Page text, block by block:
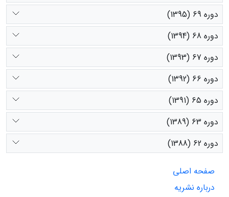
دوره 69 (1395)
دوره 68 (1394)
دوره 67 (1393)
دوره 66 (1392)
دوره 65 (1391)
دوره 63 (1389)
دوره 62 (1388)
صفحه اصلی
درباره نشریه